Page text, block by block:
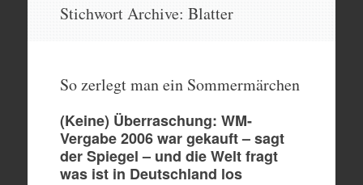
Stichwort Archive: Blatter
So zerlegt man ein Sommermärchen
(Keine) Überraschung: WM-
Vergabe 2006 war gekauft – sagt
der Spiegel – und die Welt fragt
was ist in Deutschland los